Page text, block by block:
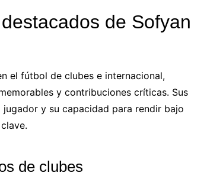
de Sofyan
el fútbol de clubes e internacional,
y contribuciones críticas. Sus
y su capacidad para rendir bajo
de clubes